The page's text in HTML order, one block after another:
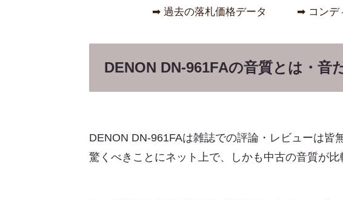
➡︎ 過去の落札価格データ ➡︎ コンデ
DENON DN-961FAの音質とは・
DENON DN-961FAは雑誌での評論・レビューは皆
驚くべきことにネット上で、しかも中古の音質が